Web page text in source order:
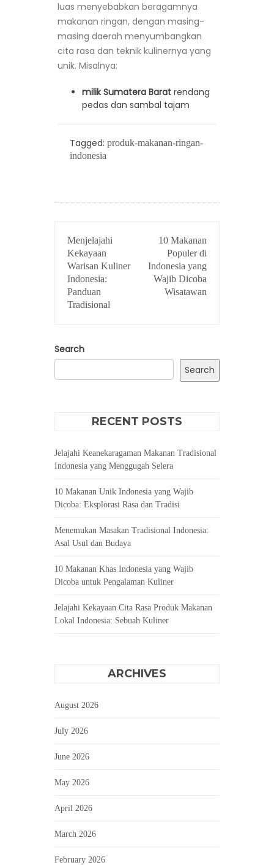
luas menyebabkan beragamnya
makanan ringan, dengan masing-
masing daerah menyumbangkan
cita rasa dan teknik kulinernya yang
unik. Misalnya:
milik Sumatera Barat rendang
pedas dan sambal tajam
Tagged: produk-makanan-ringan-
indonesia
NAVIGATION
Menjelajahi
Kekayaan
Warisan Kuliner
Indonesia:
Panduan
Tradisional
10 Makanan
Populer di
Indonesia yang
Wajib Dicoba
Wisatawan
Search
Search
RECENT POSTS
Jelajahi Keanekaragaman Makanan Tradisional
Indonesia yang Menggugah Selera
10 Makanan Unik Indonesia yang Wajib
Dicoba: Eksplorasi Rasa dan Tradisi
Menemukan Masakan Tradisional Indonesia:
Asal Usul dan Budaya
10 Makanan Khas Indonesia yang Wajib
Dicoba untuk Pengalaman Kuliner
Jelajahi Kekayaan Cita Rasa Produk Makanan
Lokal Indonesia: Sebuah Kuliner
ARCHIVES
August 2026
July 2026
June 2026
May 2026
April 2026
March 2026
February 2026